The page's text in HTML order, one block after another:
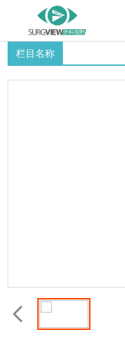
栏目名称